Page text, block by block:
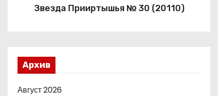
Звезда Прииртышья № 30 (20110)
Архив
Август 2026